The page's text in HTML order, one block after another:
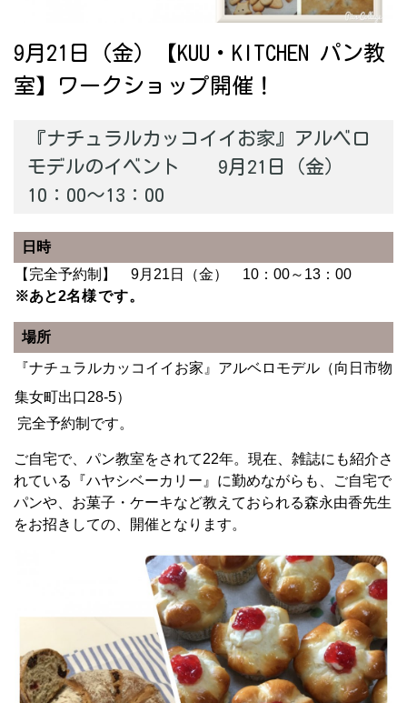
9月21日（金）【KUU・KITCHEN パン教
室】ワークショップ開催！
『ナチュラルカッコイイお家』アルベロ
モデルのイベント 9月21日（金）
10：00～13：00
日時
【完全予約制】 9月21日（金） 10：00～13：00
※あと2名様です。
場所
『ナチュラルカッコイイお家』アルベロモデル（向日市物
集女町出口28-5）
完全予約制です。
ご自宅で、パン教室をされて22年。現在、雑誌にも紹介さ
れている『ハヤシベーカリー』に勤めながらも、ご自宅で
パンや、お菓子・ケーキなど教えておられる森永由香先生
をお招きしての、開催となります。